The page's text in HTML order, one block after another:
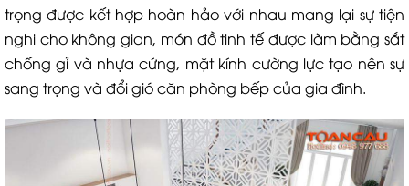
trọng được kết hợp hoàn hảo với nhau mang lại sự tiện
nghi cho không gian, món đồ tinh tế được làm bằng sắt
chống gỉ và nhựa cứng, mặt kính cường lực tạo nên sự
sang trọng và đổi gió căn phòng bếp của gia đình.